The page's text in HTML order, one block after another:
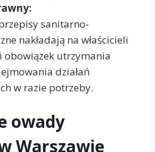
sanitarno-
nakładają na właścicieli
obowiązek utrzymania
działań
w razie potrzeby.
owady
Warszawie